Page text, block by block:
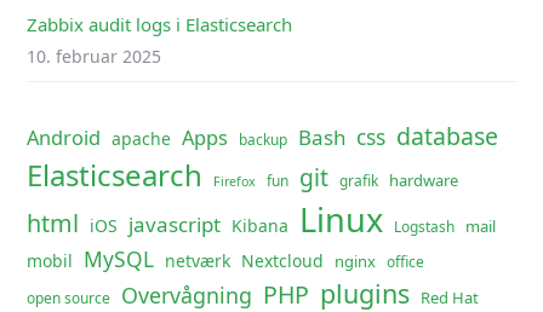
Zabbix audit logs i Elasticsearch
10. februar 2025
Android apache Apps backup Bash css database
Elasticsearch Firefox fun git grafik hardware
html iOS javascript Kibana Linux Logstash mail
mobil MySQL netværk Nextcloud nginx office
open source Overvågning PHP plugins Red Hat